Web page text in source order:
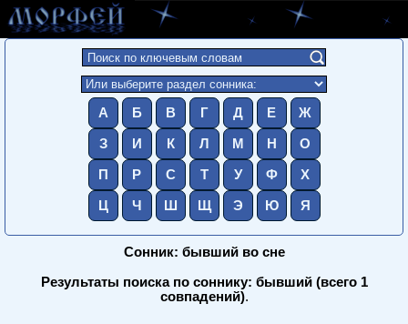
А Б В Г Д Е Ж
З И К Л М Н О
П Р С Т У Ф Х
Ц Ч Ш Щ Э Ю Я
Сонник: бывший во сне
Результаты поиска по соннику: бывший (всего 1
совпадений).